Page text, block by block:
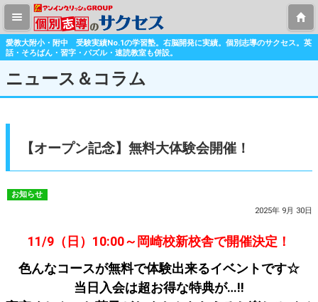
愛教大附小・附中 受験実績No.1の学習塾。右脳開発に実績。個別志導のサクセス。英
話・そろばん・習字・パズル・速読教室も併設。
ニュース＆コラム
【オープン記念】無料大体験会開催！
お知らせ
2025年 9月 30日
11/9（日）10:00～岡崎校新校舎で開催決定！
色んなコースが無料で体験出来るイベントです☆
当日入会は超お得な特典が…‼